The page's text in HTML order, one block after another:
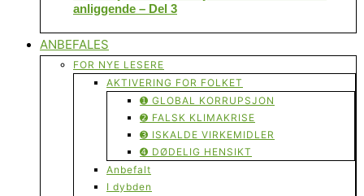
anliggende – Del 3
ANBEFALES
FOR NYE LESERE
AKTIVERING FOR FOLKET
➊ GLOBAL KORRUPSJON
➋ FALSK KLIMAKRISE
➌ ISKALDE VIRKEMIDLER
➍ DØDELIG HENSIKT
Anbefalt
I dybden